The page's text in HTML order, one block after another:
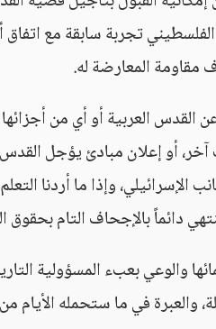
تجربة سابقة مع
المعارضة له.
القدس العربية أو أي من
أو إعلان مبادئ يؤجل القدس
الإسرائيلي، وإذا ما أردنا
دائماً بالإجحاف التام
والوعي بعبء المسؤولية
والعبرة في ما ستحمله الأيام